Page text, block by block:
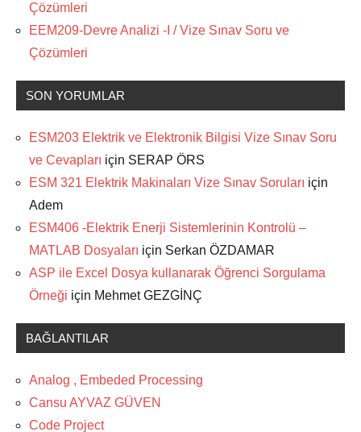
Çözümleri
EEM209-Devre Analizi -I / Vize Sınav Soru ve
Çözümleri
SON YORUMLAR
ESM203 Elektrik ve Elektronik Bilgisi Vize Sınav Soru
ve Cevapları için SERAP ÖRS
ESM 321 Elektrik Makinaları Vize Sınav Soruları için
Adem
ESM406 -Elektrik Enerji Sistemlerinin Kontrolü –
MATLAB Dosyaları için Serkan ÖZDAMAR
ASP ile Excel Dosya kullanarak Öğrenci Sorgulama
Örneği için Mehmet GEZGİNÇ
BAĞLANTILAR
Analog , Embeded Processing
Cansu AYVAZ GÜVEN
Code Project